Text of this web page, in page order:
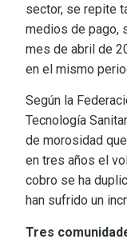
sector, se repite
medios de pago,
mes de abril de
en el mismo
Según la
Tecnología
de morosidad
en tres años el
cobro se ha
han sufrido un
Tres